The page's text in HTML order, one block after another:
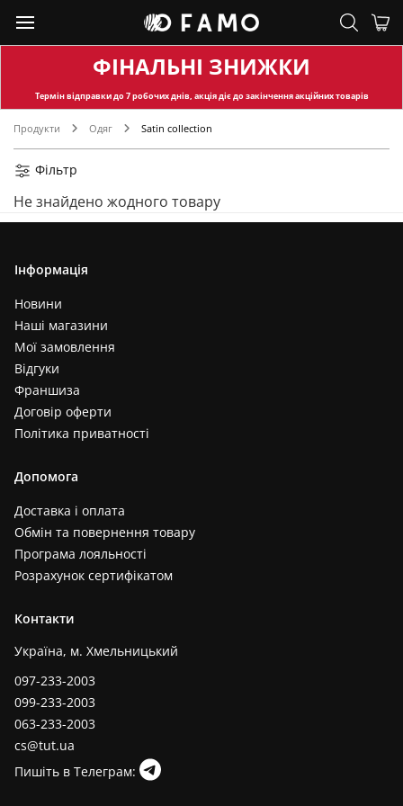
ФІНАЛЬНІ ЗНИЖКИ
Термін відправкидо 7 робочих днів, акція діє до закінчення акційних товарів
Продукти Одяг Satin collection
Фільтр
Не знайдено жодного товару
Інформація
Новини
Наші магазини
Мої замовлення
Відгуки
Франшиза
Договір оферти
Політика приватності
Допомога
Доставка і оплата
Обмін та повернення товару
Програма лояльності
Розрахунок сертифікатом
Контакти
Україна, м. Хмельницький
097-233-2003
099-233-2003
063-233-2003
cs@tut.ua
Пишіть в Телеграм: